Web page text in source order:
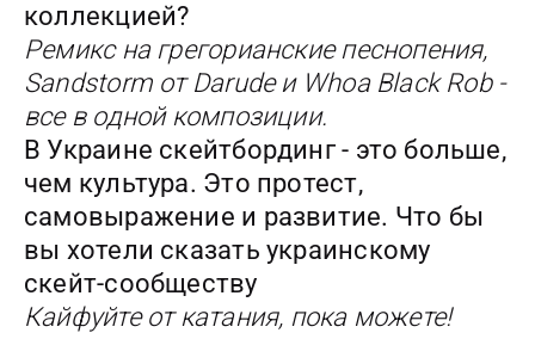
коллекцией?
Ремикс на грегорианские песнопения,
Sandstorm от Darude и Whoa Black Rob -
все в одной композиции.
В Украине скейтбординг - это больше,
чем культура. Это протест,
самовыражение и развитие. Что бы
вы хотели сказать украинскому
скейт-сообществу
Кайфуйте от катания, пока можете!